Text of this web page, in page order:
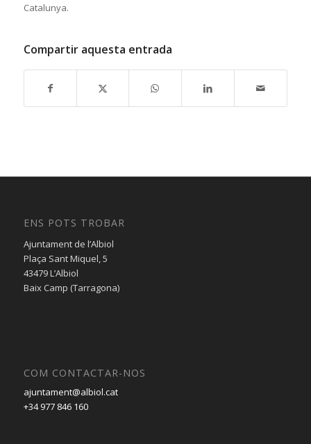
Catalunya.
Compartir aquesta entrada
ENS POTS TROBAR
Ajuntament de l’Albiol
Plaça Sant Miquel, 5
43479 L’Albiol
Baix Camp (Tarragona)
COM CONTACTAR-NOS
ajuntament@albiol.cat
+34 977 846 160